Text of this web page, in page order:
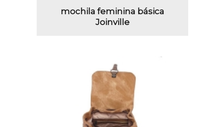
mochila feminina básica
Joinville